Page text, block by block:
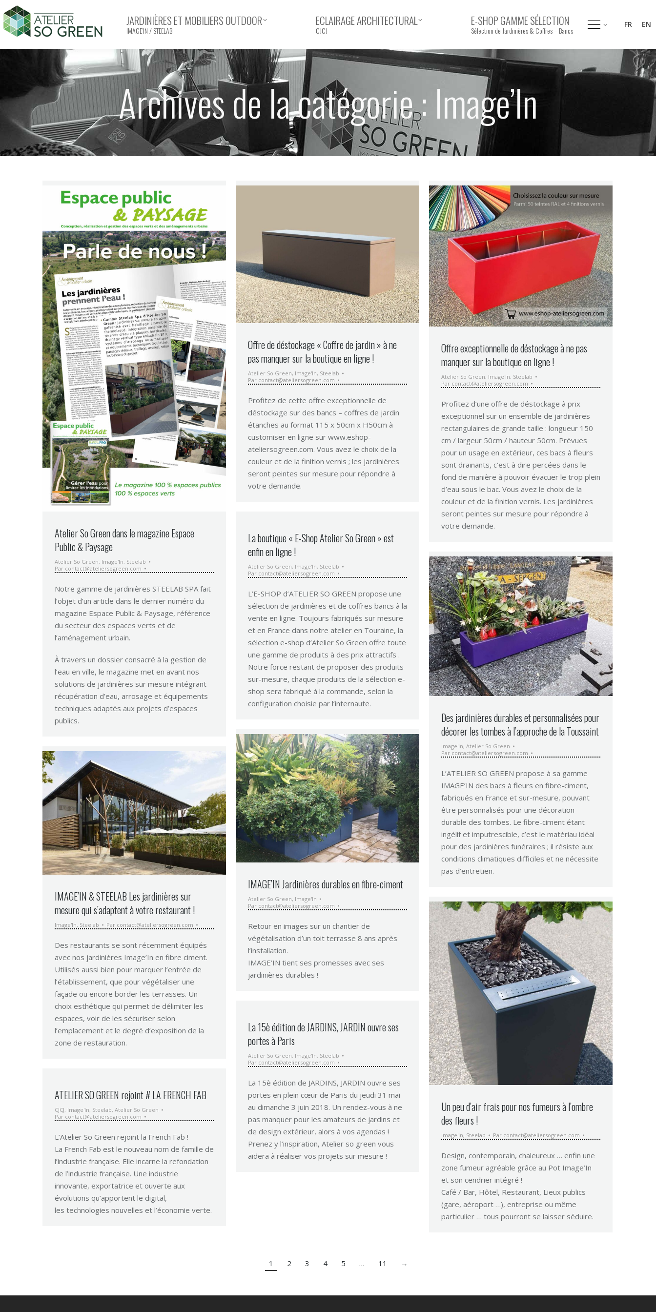
JARDINIÈRES ET MOBILIERS OUTDOOR
IMAGE’IN / STEELAB
ECLAIRAGE ARCHITECTURAL
CJCJ
E-SHOP GAMME SÉLECTION
Sélection de Jardinières & Coffres – Bancs
FR EN
Archives de la catégorie : Image’In
Atelier So Green dans le magazine Espace
Public & Paysage
Atelier So Green, Image'In, Steelab
Par contact@ateliersogreen.com
Notre gamme de jardinières STEELAB SPA fait
l’objet d’un article dans le dernier numéro du
magazine Espace Public & Paysage, référence
du secteur des espaces verts et de
l’aménagement urbain.
À travers un dossier consacré à la gestion de
l’eau en ville, le magazine met en avant nos
solutions de jardinières sur mesure intégrant
récupération d’eau, arrosage et équipements
techniques adaptés aux projets d’espaces
publics.
Offre de déstockage « Coffre de jardin » à ne
pas manquer sur la boutique en ligne !
Atelier So Green, Image'In, Steelab
Par contact@ateliersogreen.com
Profitez de cette offre exceptionnelle de
déstockage sur des bancs – coffres de jardin
étanches au format 115 x 50cm x H50cm à
customiser en ligne sur www.eshop-
ateliersogreen.com. Vous avez le choix de la
couleur et de la finition vernis ; les jardinières
seront peintes sur mesure pour répondre à
votre demande.
Offre exceptionnelle de déstockage à ne pas
manquer sur la boutique en ligne !
Atelier So Green, Image'In, Steelab
Par contact@ateliersogreen.com
Profitez d’une offre de déstockage à prix
exceptionnel sur un ensemble de jardinières
rectangulaires de grande taille : longueur 150
cm / largeur 50cm / hauteur 50cm. Prévues
pour un usage en extérieur, ces bacs à fleurs
sont drainants, c’est à dire percées dans le
fond de manière à pouvoir évacuer le trop plein
d’eau sous le bac. Vous avez le choix de la
couleur et de la finition vernis. Les jardinières
seront peintes sur mesure pour répondre à
votre demande.
La boutique « E-Shop Atelier So Green » est
enfin en ligne !
Atelier So Green, Image'In, Steelab
Par contact@ateliersogreen.com
L’E-SHOP d’ATELIER SO GREEN propose une
sélection de jardinières et de coffres bancs à la
vente en ligne. Toujours fabriqués sur mesure
et en France dans notre atelier en Touraine, la
sélection e-shop d’Atelier So Green offre toute
une gamme de produits à des prix attractifs .
Notre force restant de proposer des produits
sur-mesure, chaque produits de la sélection e-
shop sera fabriqué à la commande, selon la
configuration choisie par l’internaute.
Des jardinières durables et personnalisées pour
décorer les tombes à l’approche de la Toussaint
Image'In, Atelier So Green
Par contact@ateliersogreen.com
L’ATELIER SO GREEN propose à sa gamme
IMAGE’IN des bacs à fleurs en fibre-ciment,
fabriqués en France et sur-mesure, pouvant
être personnalisés pour une décoration
durable des tombes. Le fibre-ciment étant
ingélif et imputrescible, c’est le matériau idéal
pour des jardinières funéraires ; il résiste aux
conditions climatiques difficiles et ne nécessite
pas d’entretien.
IMAGE’IN Jardinières durables en fibre-ciment
Atelier So Green, Image'In
Par contact@ateliersogreen.com
Retour en images sur un chantier de
végétalisation d’un toit terrasse 8 ans après
l’installation.
IMAGE’IN tient ses promesses avec ses
jardinières durables !
IMAGE’IN & STEELAB Les jardinières sur
mesure qui s’adaptent à votre restaurant !
Image'In, Steelab Par contact@ateliersogreen.com
Des restaurants se sont récemment équipés
avec nos jardinières Image’In en fibre ciment.
Utilisés aussi bien pour marquer l’entrée de
l’établissement, que pour végétaliser une
façade ou encore border les terrasses. Un
choix esthétique qui permet de délimiter les
espaces, voir de les sécuriser selon
l’emplacement et le degré d’exposition de la
zone de restauration.
Un peu d’air frais pour nos fumeurs à l’ombre
des fleurs !
Image'In, Steelab Par contact@ateliersogreen.com
Design, contemporain, chaleureux … enfin une
zone fumeur agréable grâce au Pot Image’In
et son cendrier intégré !
Café / Bar, Hôtel, Restaurant, Lieux publics
(gare, aéroport …), entreprise ou même
particulier … tous pourront se laisser séduire.
La 15è édition de JARDINS, JARDIN ouvre ses
portes à Paris
Atelier So Green, Image'In, Steelab
Par contact@ateliersogreen.com
La 15è édition de JARDINS, JARDIN ouvre ses
portes en plein cœur de Paris du jeudi 31 mai
au dimanche 3 juin 2018. Un rendez-vous à ne
pas manquer pour les amateurs de jardins et
de design extérieur, alors à vos agendas !
Prenez y l’inspiration, Atelier so green vous
aidera à réaliser vos projets sur mesure !
ATELIER SO GREEN rejoint # LA FRENCH FAB
CJCJ, Image'In, Steelab, Atelier So Green
Par contact@ateliersogreen.com
L’Atelier So Green rejoint la French Fab !
La French Fab est le nouveau nom de famille de
l’industrie française. Elle incarne la refondation
de l’industrie française. Une industrie
innovante, exportatrice et ouverte aux
évolutions qu’apportent le digital,
les technologies nouvelles et l’économie verte.
1 2 3 4 5 … 11 →